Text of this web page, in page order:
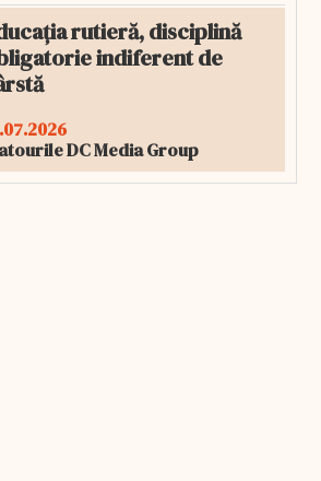
rutieră, disciplină
indiferent de
DC Media Group